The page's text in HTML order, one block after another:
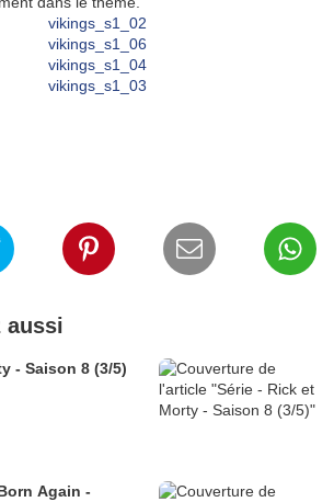
aussi
- Saison 8 (3/5)
Again -